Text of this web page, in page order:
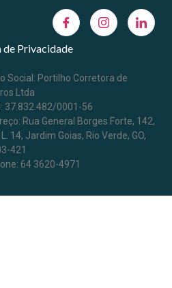
Social: Portilho Corretora de
Ltda
37.832.482/0001-56
Rua General Borges Forte, 142,
L. 14, Jardim Goias, Rio Verde, GO,
421
64 3620-4971
de Privacidade